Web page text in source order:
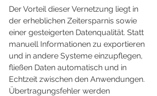
Der Vorteil dieser Vernetzung liegt in
der erheblichen Zeitersparnis sowie
einer gesteigerten Datenqualität. Statt
manuell Informationen zu exportieren
und in andere Systeme einzupflegen,
fließen Daten automatisch und in
Echtzeit zwischen den Anwendungen.
Übertragungsfehler werden